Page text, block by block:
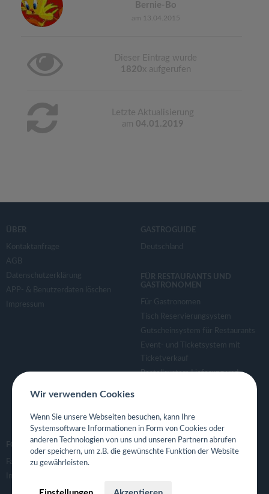
Bernie-Bo
am 13.04.2015
Dieser Eintrag wurde
1820x aufgerufen
Letzte Aktualisierung
am 04.01.2019
ÜBER
Kontaktanfrage
AGB
Datenschutzerklärung
APP- & Benutzerdaten löschen
Impressum
GASTROGUIDE
Deutschland
FÜR RESTAURANTS UND
GASTRONOMEN
Für Gastronomen
Tisch Reservierungsystem
Gutscheinsystem für Restaurants
Event- und Ticketsystem mit
Ticketverkauf
Bestellsystem Lieferung und
Eigene App für Restaurant
FOLGE UNS
Facebook
Instagram
Wir verwenden Cookies
Wenn Sie unsere Webseiten besuchen, kann Ihre
Systemsoftware Informationen in Form von Cookies oder
anderen Technologien von uns und unseren Partnern abrufen
oder speichern, um z.B. die gewünschte Funktion der Website
zu gewährleisten.